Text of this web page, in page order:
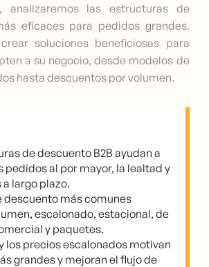
analizaremos las estructuras de
eficaces para pedidos grandes.
soluciones beneficiosas para
a su negocio, desde modelos de
hasta descuentos por volumen.
de descuento B2B ayudan a
pedidos al por mayor, la lealtad y
a largo plazo.
descuento más comunes
escalonado, estacional, de
y paquetes.
los precios escalonados motivan
grandes y mejoran el flujo de